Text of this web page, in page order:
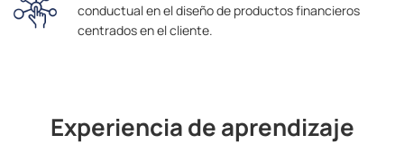
conductual en el diseño de productos financieros
centrados en el cliente.
Experiencia de aprendizaje